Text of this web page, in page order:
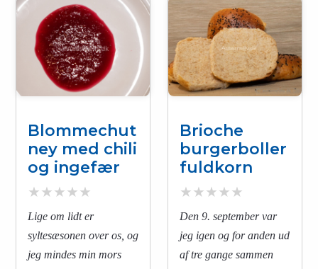
Blommechut
ney med chili
og ingefær
Lige om lidt er
syltesæsonen over os, og
jeg mindes min mors
Brioche
burgerboller
fuldkorn
Den 9. september var
jeg igen og for anden ud
af tre gange sammen